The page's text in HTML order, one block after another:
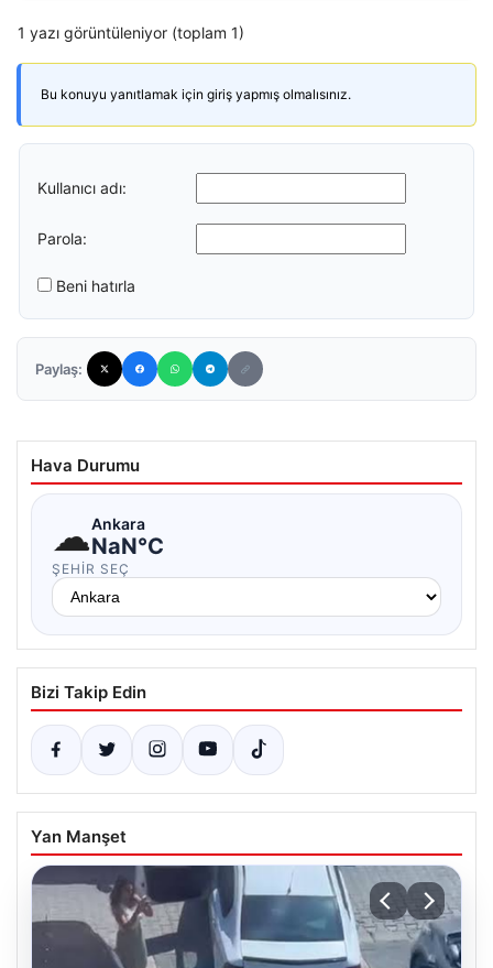
1 yazı görüntüleniyor (toplam 1)
Bu konuyu yanıtlamak için giriş yapmış olmalısınız.
Kullanıcı adı:
Parola:
Beni hatırla
Paylaş:
Hava Durumu
☁Ankara
NaN°C
ŞEHIR SEÇ
Bizi Takip Edin
Yan Manşet